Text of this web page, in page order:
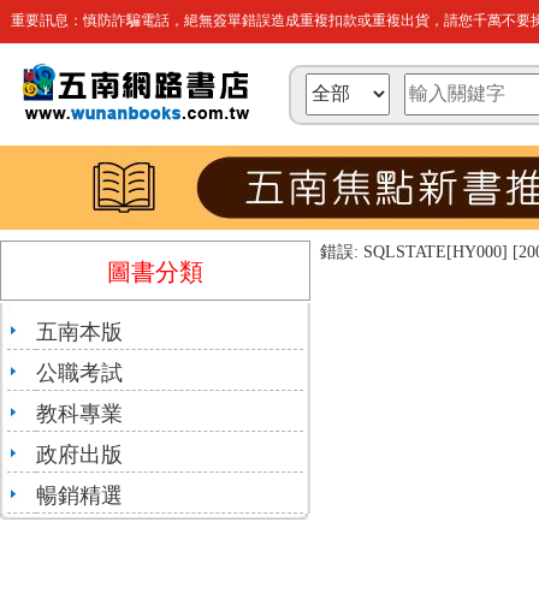
重要訊息：慎防詐騙電話，絕無簽單錯誤造成重複扣款或重複出貨，請您千萬不要
圖書分類
五南本版
公職考試
教科專業
政府出版
暢銷精選
錯誤: SQLSTATE[HY000]